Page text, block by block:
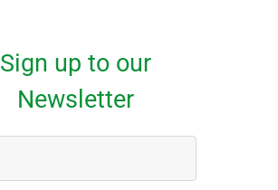
Sign up to our
Newsletter